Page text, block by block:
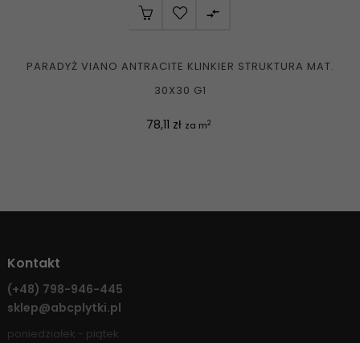

PARADYŻ VIANO ANTRACITE KLINKIER STRUKTURA MAT.
30X30 G1
Cena
78,11 zł za m2
Kontakt
(+48) 798-946-445
sklep@abcplytki.pl
poniedziałek - piątek